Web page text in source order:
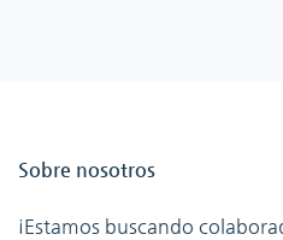
Sobre nosotros
¡Estamos buscando